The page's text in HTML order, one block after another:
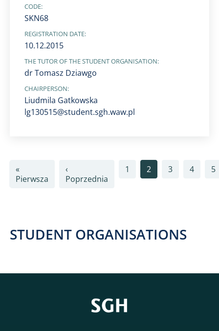
CODE:
SKN68
REGISTRATION DATE:
10.12.2015
THE TUTOR OF THE STUDENT ORGANISATION:
dr Tomasz Dziawgo
CHAIRPERSON:
Liudmila Gatkowska
lg130515@student.sgh.waw.pl
«
Pierwsza First page
‹
Poprzednia Previous page
1 2 3 4 5
STUDENT ORGANISATIONS